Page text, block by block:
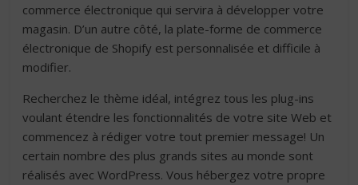
commerce électronique qui servira à développer votre
magasin. D’un autre côté, la plate-forme de commerce
électronique de Shopify est personnalisée et difficile à
modifier.
Recherchez le thème idéal, intégrez tous les plug-ins
voulant étendre les fonctionnalités de votre site Web et
commencez à rédiger votre tout premier message! Un
certain nombre des plus grands sites au monde sont
réalisés avec WordPress. Vous hébergez votre propre